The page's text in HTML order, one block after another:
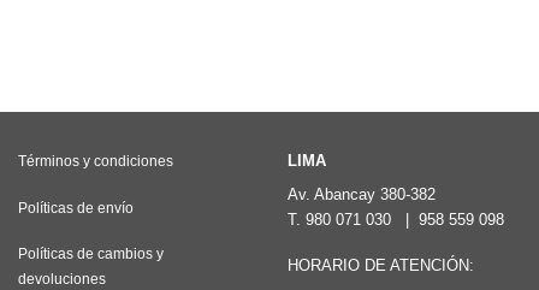
opciones
elegir
opciones
se
pueden
Términos y condiciones
Políticas de envío
Políticas de cambios y
devoluciones
LIMA
Av. Abancay 380-382
T. 980 071 030 958 559 098
HORARIO DE ATENCIÓN: